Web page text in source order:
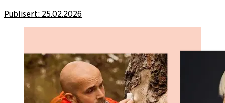
Publisert: 25.02.2026